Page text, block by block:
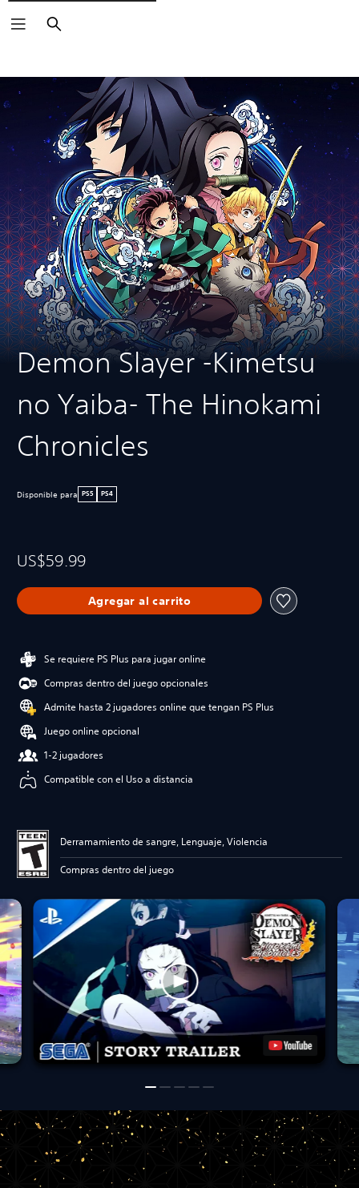
Buscar
Demon Slayer -Kimetsu
no Yaiba- The Hinokami
Chronicles
Disponible para PS5 PS4
US$59.99
Agregar al carrito
Se requiere PS Plus para jugar online
Compras dentro del juego opcionales
Admite hasta 2 jugadores online que tengan PS Plus
Juego online opcional
1-2 jugadores
Compatible con el Uso a distancia
Derramamiento de sangre, Lenguaje, Violencia
Compras dentro del juego